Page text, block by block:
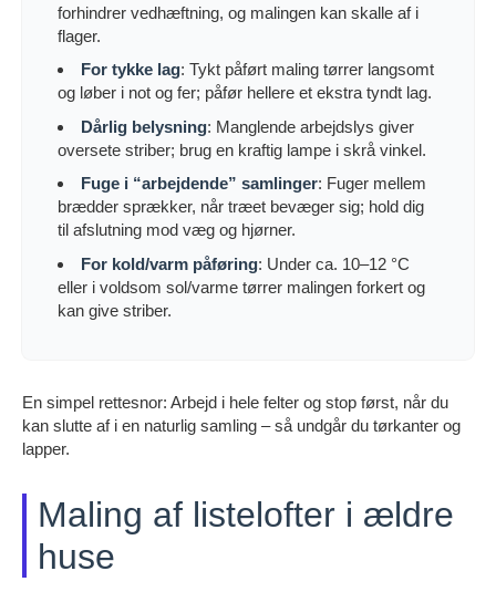
forhindrer vedhæftning, og malingen kan skalle af i
flager.
For tykke lag: Tykt påført maling tørrer langsomt
og løber i not og fer; påfør hellere et ekstra tyndt lag.
Dårlig belysning: Manglende arbejdslys giver
oversete striber; brug en kraftig lampe i skrå vinkel.
Fuge i “arbejdende” samlinger: Fuger mellem
brædder sprækker, når træet bevæger sig; hold dig
til afslutning mod væg og hjørner.
For kold/varm påføring: Under ca. 10–12 °C
eller i voldsom sol/varme tørrer malingen forkert og
kan give striber.
En simpel rettesnor: Arbejd i hele felter og stop først, når du
kan slutte af i en naturlig samling – så undgår du tørkanter og
lapper.
Maling af listelofter i ældre
huse